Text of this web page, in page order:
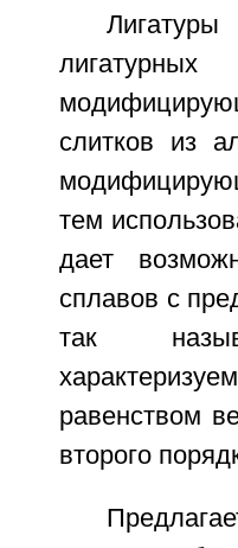
слитков из
тем
дает
сплавов с
так
равенством
второго